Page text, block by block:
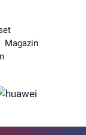
Magazin